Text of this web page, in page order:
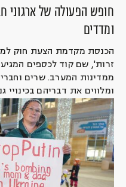
חופש הפעולה של ארגוני
ומדדים
הכנסת מקדמת הצעת חוק
זרות', שם קוד לכספים
ממדינות המערב. שרים
ומלווים את דבריהם בכינויי